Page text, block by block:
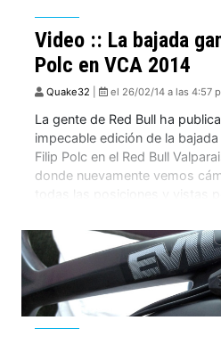
Video :: La bajada
Polc en VCA 2014
Quake32 el 26/02/14 a las 4:57
La gente de Red Bull ha
impecable edición de la
Filip Polc en el Red Bull
donde nuevamente vemos
todas las posiciones y vistas
[…]